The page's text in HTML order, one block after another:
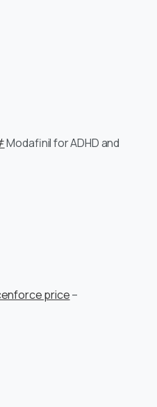
Modafinil for ADHD and
price–